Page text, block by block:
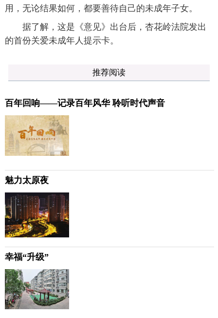
用，无论结果如何，都要善待自己的未成年子女。
据了解，这是《意见》出台后，杏花岭法院发出
的首份关爱未成年人提示卡。
推荐阅读
百年回响——记录百年风华 聆听时代声音
魅力太原夜
幸福“升级”